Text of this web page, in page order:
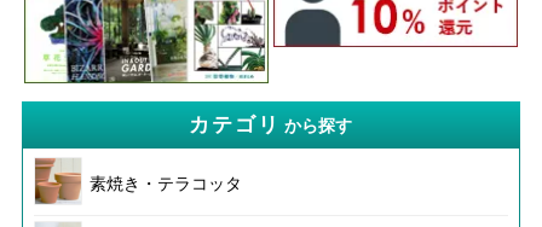
カテゴリ から探す
素焼き・テラコッタ